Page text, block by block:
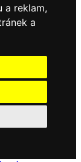
a reklam,
a